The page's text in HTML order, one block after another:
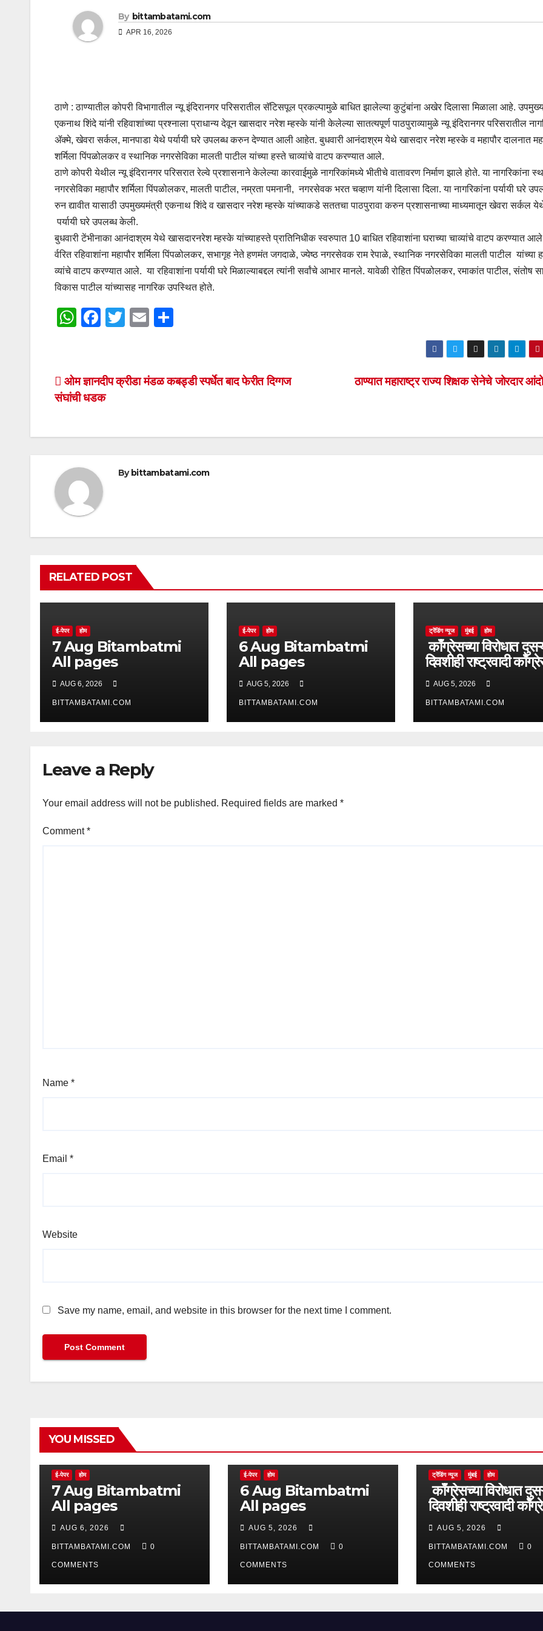
By bittambatami.com
APR 16, 2026
ठाणे : ठाण्यातील कोपरी विभागातील न्यू इंदिरानगर परिसरातील सॅटिसपूल प्रकल्पामुळे बाधित झालेल्या कुटुंबांना अखेर दिलासा मिळाला आहे.
एकनाथ शिंदे यांनी रहिवाशांच्या प्रश्नाला प्राधान्य देवून खासदार नरेश म्हस्के यांनी केलेल्या सातत्यपूर्ण पाठपुराव्यामुळे न्यू इंदिरानगर परिसरातील
ॲक्मे, खेवरा सर्कल, मानपाडा येथे पर्यायी घरे उपलब्ध करुन देण्यात आली आहेत. बुधवारी आनंदाश्रम येथे खासदार नरेश म्हस्के व महापौर दालनात
शर्मिला पिंपळोलकर व स्थानिक नगरसेविका मालती पाटील यांच्या हस्ते चाव्यांचे वाटप करण्यात आले.
ठाणे कोपरी येथील न्यू इंदिरानगर परिसरात रेल्वे प्रशासनाने केलेल्या कारवाईमुळे नागरिकांमध्ये भीतीचे वातावरण निर्माण झाले होते. या नागरिकांना
नगरसेविका महापौर शर्मिला पिंपळोलकर, मालती पाटील, नम्रता पमनानी, नगरसेवक भरत चव्हाण यांनी दिलासा दिला. या नागरिकांना पर्यायी घरे
रुन द्यावीत यासाठी उपमुख्यमंत्री एकनाथ शिंदे व खासदार नरेश म्हस्के यांच्याकडे सततचा पाठपुरावा करुन प्रशासनाच्या माध्यमातून खेवरा सर्कल
पर्यायी घरे उपलब्ध केली.
बुधवारी टेंभीनाका आनंदाश्रम येथे खासदारनरेश म्हस्के यांच्याहस्ते प्रातिनिधीक स्वरुपात 10 बाधित रहिवाशांना घराच्या चाव्यांचे वाटप करण्यात
र्वरित रहिवाशांना महापौर शर्मिला पिंपळोलकर, सभागृह नेते हणमंत जगदाळे, ज्येष्ठ नगरसेवक राम रेपाळे, स्थानिक नगरसेव‍िका मालती पाटील यांच्या
व्यांचे वाटप करण्यात आले. या रहिवाशांना पर्यायी घरे मिळाल्याबद्दल त्यांनी सर्वांचे आभार मानले. यावेळी रोहित पिंपळोलकर, रमाकांत पाटील, संतोष
विकास पाटील यांच्यासह नागरिक उपस्थित होते.
W
s
A
p
F
e
b
o
T
er
E
e
Post
ठाण्यात महाराष्ट्र राज्य शिक्षक सेनेचे जोरदार
ओम ज्ञानदीप क्रीडा मंडळ कबड्डी स्पर्धेत बाद फेरीत दिग्गज
संघांची धडक
By bittambatami.com
RELATED POST
ई-पेपर होम
7 Aug Bitambatmi
All pages
AUG 6, 2026
BITTAMBATAMI.COM
ई-पेपर होम
6 Aug Bitambatmi
All pages
AUG 5, 2026
BITTAMBATAMI.COM
ट्रेंडिंग न्यूज मुंबई होम
काँग्रेसच्या विरोधात
दिवशीही राष्ट्रवादी
आक्रमक
AUG 5, 2026
BITTAMBATAMI.COM
Leave a Reply
Your email address will not be published. Required fields are marked *
Comment*
Name *
Email *
Website
Save my name, email, and website in this browser for the next time I comment.
YOU MISSED
ई-पेपर होम
7 Aug Bitambatmi
All pages
AUG 6, 2026
BITTAMBATAMI.COM 0
COMMENTS
ई-पेपर होम
6 Aug Bitambatmi
All pages
AUG 5, 2026
BITTAMBATAMI.COM 0
COMMENTS
ट्रेंडिंग न्यूज मुंबई होम
काँग्रेसच्या विरोधात
दिवशीही राष्ट्रवादी
आक्रमक
AUG 5, 2026
BITTAMBATAMI.COM 0
COMMENTS